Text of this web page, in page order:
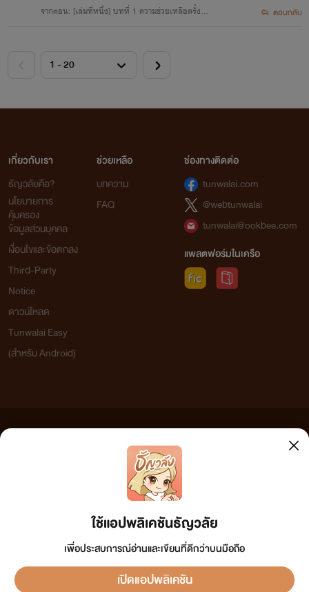
จากตอน: [เล่มที่หนึ่ง] บทที่ 1 ความช่วยเหลือครั้งแล้
ตอบกลับ
ใช้แอปพลิเคชันธัญวลัย
เพื่อประสบการณ์อ่านและเขียนที่ดีกว่าบนมือถือ
เปิดแอปพลิเคชัน
เกี่ยวกับเรา
ธัญวลัยคือ?
นโยบายการ
คุ้มครอง
ข้อมูลส่วนบุคคล
เงื่อนไขและข้อตกลง
Third-Party
Notice
ดาวน์โหลด
Tunwalai Easy
(สำหรับ Android)
ช่วยเหลือ
บทความ
FAQ
ช่องทางติดต่อ
tunwalai.com
@webtunwalai
tunwalai@ookbee.com
แพลตฟอร์มในเครือ
เว็บไซต์แห่งนี้ไม่ได้เห็นด้วยและไม่ขอรับผิดชอบต่อข้อความใดๆ ทั้งสิ้น ดังนั้นผู้อ่านทุกท่านโปรดใช้
วิจารณญาณในการกลั่นกรองด้วยตนเอง และหากท่านพบข้อความใดๆ ที่ขัดต่อกฎหมายและศีลธรรม
กรุณาแจ้งมาที่ tunwalai@ookbee.com เพื่อทีมงานจะได้ดำเนินการในทันที ทั้งนี้ ทางเว็บไซต์ขอสงวน
ลิขสิทธิ์ตามพระราชบัญญัติลิขสิทธิ์ (ฉบับเพิ่มเติม) พ.ศ.2558